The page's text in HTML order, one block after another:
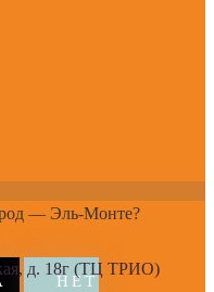
— Эль-Монте?
д. 18г (ТЦ ТРИО)